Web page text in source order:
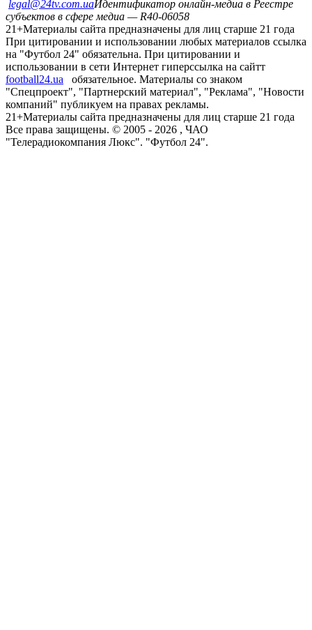
legal@24tv.com.uaИдентификатор онлайн-медиа в Реестре
субъектов в сфере медиа — R40-06058
21+Материалы сайта предназначены для лиц старше 21 года
При цитировании и использовании любых материалов ссылка
на "Футбол 24" обязательна. При цитировании и
использовании в сети Интернет гиперссылка на сайтт
football24.ua
обязательное. Материалы со знаком
"Спецпроект", "Партнерский материал", "Реклама", "Новости
компаний" публикуем на правах рекламы.
21+Материалы сайта предназначены для лиц старше 21 года
Все права защищены. © 2005 - 2026 , ЧАО
"Телерадиокомпания Люкс". "Футбол 24".